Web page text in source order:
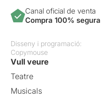
Canal oficial de venta
Compra 100% segura
Disseny i programació:
Copymouse
Vull veure
Teatre
Musicals